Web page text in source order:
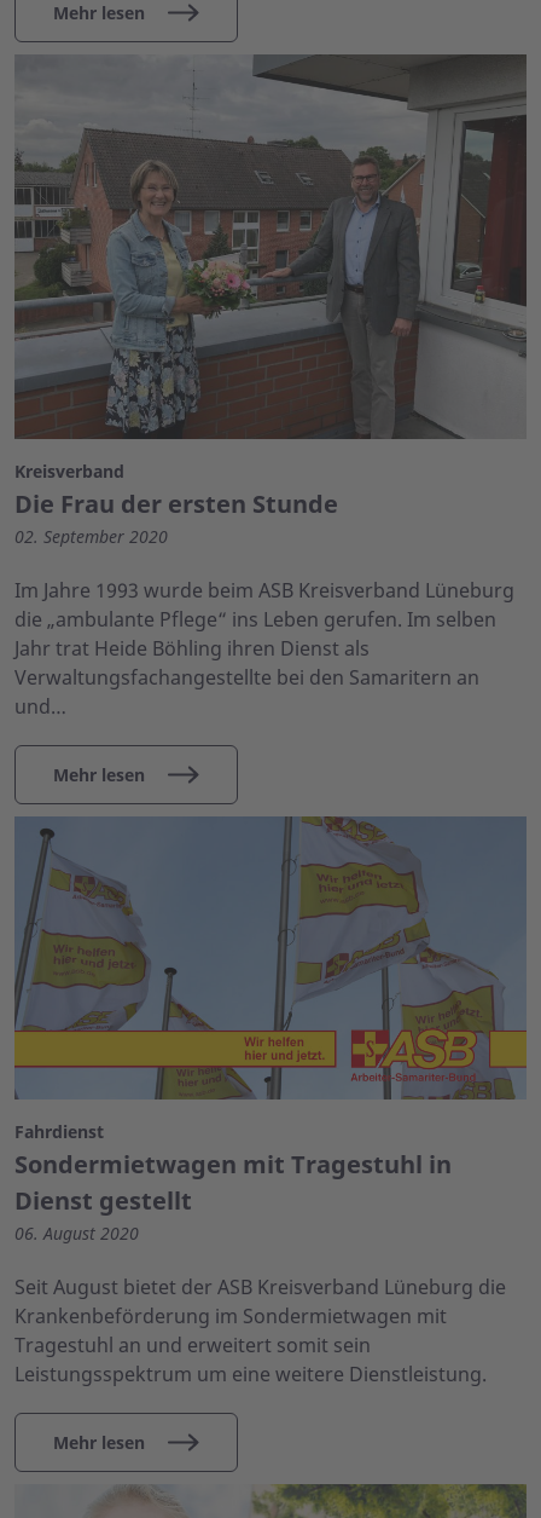
Mehr lesen
Kreisverband
Die Frau der ersten Stunde
02. September 2020
Im Jahre 1993 wurde beim ASB Kreisverband Lüneburg
die „ambulante Pflege“ ins Leben gerufen. Im selben
Jahr trat Heide Böhling ihren Dienst als
Verwaltungsfachangestellte bei den Samaritern an
und…
Mehr lesen
Fahrdienst
Sondermietwagen mit Tragestuhl in
Dienst gestellt
06. August 2020
Seit August bietet der ASB Kreisverband Lüneburg die
Krankenbeförderung im Sondermietwagen mit
Tragestuhl an und erweitert somit sein
Leistungsspektrum um eine weitere Dienstleistung.
Mehr lesen